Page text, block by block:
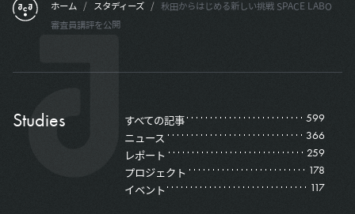
ホーム / スタディーズ /
秋田からはじめる新しい挑戦 SPACE LABO
審査員講評を公開
Studies すべての記事 599
ニュース 366
レポート 259
プロジェクト 178
イベント 117